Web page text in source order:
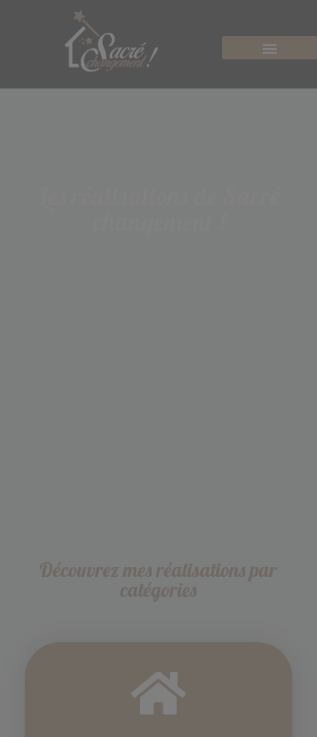
Découvrez mes réalisations par
catégories